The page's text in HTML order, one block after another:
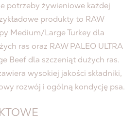
potrzeby żywieniowe każdej
produkty to RAW
Medium/Large Turkey dla
ras oraz RAW PALEO ULTRA
Beef dla szczeniąt dużych ras.
wysokiej jakości składniki,
rozwój i ogólną kondycję psa.